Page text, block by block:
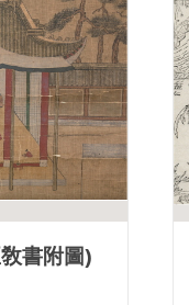
敎書附圖)